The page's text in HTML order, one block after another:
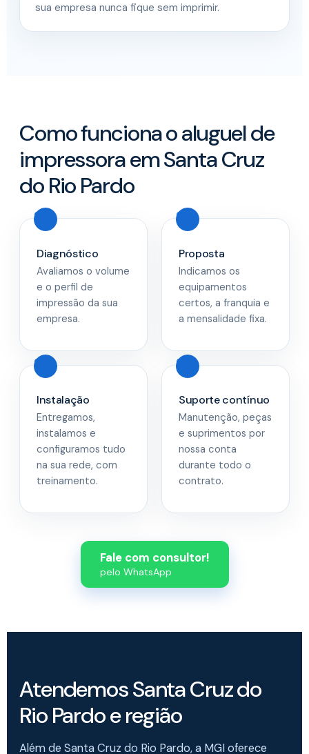
sua empresa nunca fique sem imprimir.
Como funciona o aluguel de
impressora em Santa Cruz
do Rio Pardo
Diagnóstico
Avaliamos o volume
e o perfil de
impressão da sua
empresa.
Proposta
Indicamos os
equipamentos
certos, a franquia e
a mensalidade fixa.
Instalação
Entregamos,
instalamos e
configuramos tudo
na sua rede, com
treinamento.
Suporte contínuo
Manutenção, peças
e suprimentos por
nossa conta
durante todo o
contrato.
Fale com consultor!
pelo WhatsApp
Atendemos Santa Cruz do
Rio Pardo e região
Além de Santa Cruz do Rio Pardo, a MGI oferece